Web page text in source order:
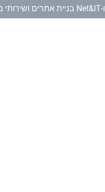
ו-Net&IT בניית אתרים ושירותי מחשוב